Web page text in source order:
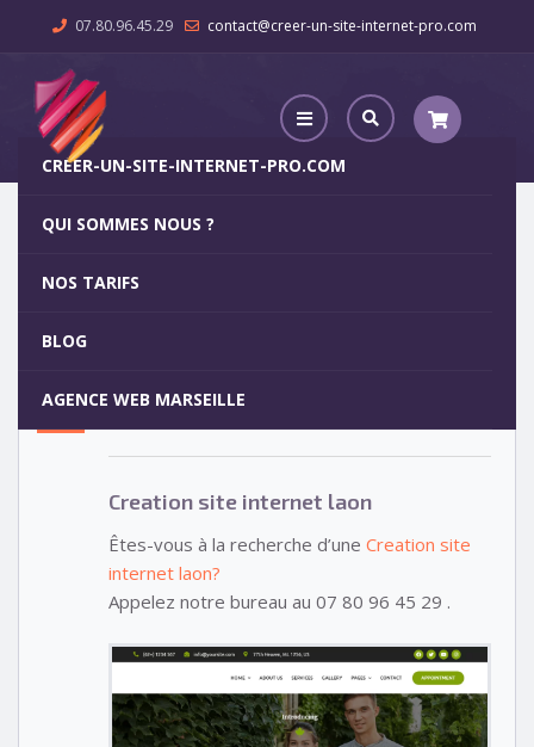
07.80.96.45.29 contact@creer-un-site-internet-pro.com
CREER-UN-SITE-INTERNET-PRO.COM
QUI SOMMES NOUS ?
NOS TARIFS
BLOG
AGENCE WEB MARSEILLE
Creation site internet laon
15
Votre site internet pour 29€
Creation site internet laon
Êtes-vous à la recherche d’une Creation site
internet laon?
Appelez notre bureau au 07 80 96 45 29 .